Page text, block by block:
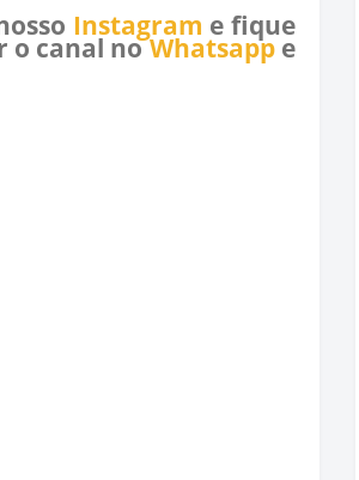
Instagram e fique
o canal noWhatsappe